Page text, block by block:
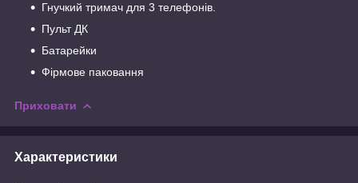
Гнучкий тримач для 3 телефонів.
Пульт ДК
Батарейки
Фірмове паковання
Приховати
Характеристики